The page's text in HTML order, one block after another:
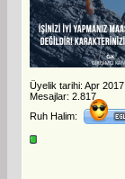
Üyelik tarihi: Apr 2017
Mesajlar: 2.817
Ruh Halim: